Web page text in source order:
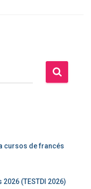
cursos de francés
(TESTDI 2026)